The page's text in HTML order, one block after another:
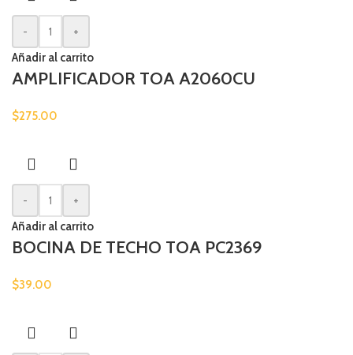
-
+
Añadir al carrito
AMPLIFICADOR TOA A2060CU
$275.00
-
+
Añadir al carrito
BOCINA DE TECHO TOA PC2369
$39.00